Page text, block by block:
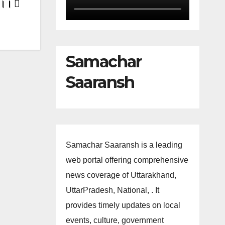
Samachar
Saaransh
Samachar Saaransh is a leading
web portal offering comprehensive
news coverage of Uttarakhand,
UttarPradesh, National, . It
provides timely updates on local
events, culture, government